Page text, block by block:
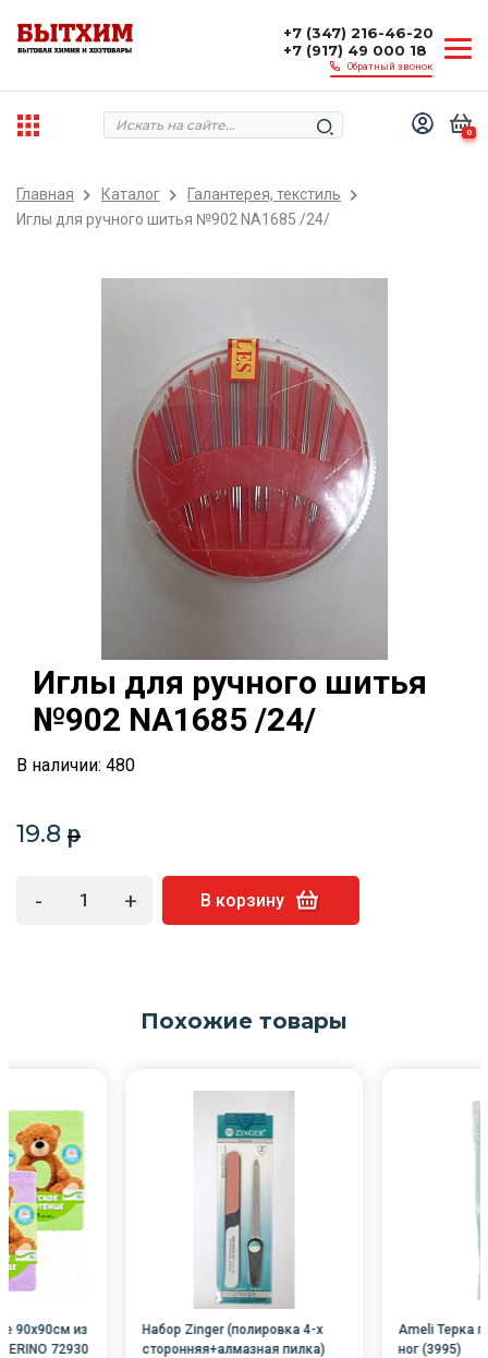
+7 (347) 216-46-20
+7 (917) 49 000 18
Обратный звонок
0
Главная Каталог
Галантерея, текстиль
Иглы для ручного шитья №902 NA1685 /24/
Иглы для ручного шитья
№902 NA1685 /24/
В наличии: 480
19.8 p
- + В корзину
Похожие товары
90х90см из
72930
Набор Zinger (полировка 4-х
сторонняя+алмазная пилка)
Ameli Терка
ног (3995)